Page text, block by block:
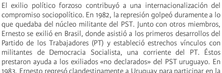
El exilio político forzoso contribuyó a una internacionalización del
compromiso sociopolítico. En 1982, la represión golpeó duramente a lo
que quedaba del núcleo militante del PST. Junto con otros miembros,
Ernesto se exilió en Brasil, donde asistió a los primeros desarrollos del
Partido de los Trabajadores (PT) y estableció estrechos vínculos con
militantes de Democracia Socialista, una corriente del PT. Éstos
prestaron ayuda a los exiliados «no declarados» del PST uruguayo. En
1983, Ernesto regresó clandestinamente a Uruguay para participar en la